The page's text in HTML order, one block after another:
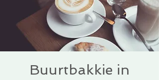
Buurtbakkie in